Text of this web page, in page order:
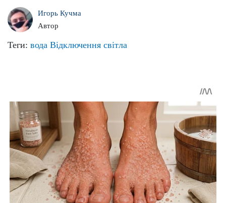
Игорь Кучма
Автор
Теги: вода Відключення світла